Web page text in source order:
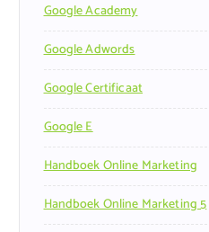
Google Academy
Google Adwords
Google Certificaat
Google E
Handboek Online Marketing
Handboek Online Marketing 5